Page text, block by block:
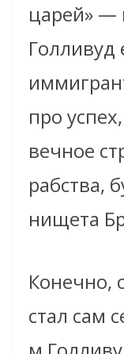
царей» —
Голливуд
про
вечное
рабства,
нищета
Конечно,
стал сам